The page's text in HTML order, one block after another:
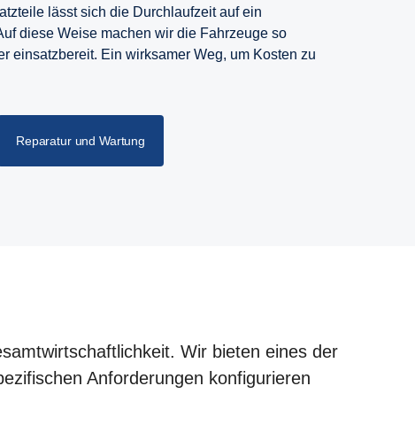
lässt sich die Durchlaufzeit auf ein
diese Weise machen wir die Fahrzeuge so
einsatzbereit. Ein wirksamer Weg, um Kosten zu
Reparatur und Wartung
Wir bieten eines der
Anforderungen konfigurieren